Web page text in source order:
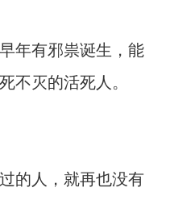
年有邪祟诞生，能
不灭的活死人。
的人，就再也没有